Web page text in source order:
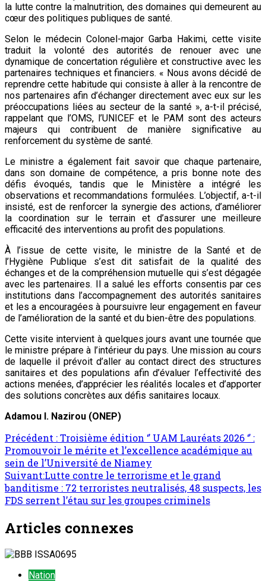
la lutte contre la malnutrition, des domaines qui demeurent au
cœur des politiques publiques de santé.
Selon le médecin Colonel-major Garba Hakimi, cette visite
traduit la volonté des autorités de renouer avec une
dynamique de concertation régulière et constructive avec les
partenaires techniques et financiers. « Nous avons décidé de
reprendre cette habitude qui consiste à aller à la rencontre de
nos partenaires afin d’échanger directement avec eux sur les
préoccupations liées au secteur de la santé », a-t-il précisé,
rappelant que l’OMS, l’UNICEF et le PAM sont des acteurs
majeurs qui contribuent de manière significative au
renforcement du système de santé.
Le ministre a également fait savoir que chaque partenaire,
dans son domaine de compétence, a pris bonne note des
défis évoqués, tandis que le Ministère a intégré les
observations et recommandations formulées. L’objectif, a-t-il
insisté, est de renforcer la synergie des actions, d’améliorer
la coordination sur le terrain et d’assurer une meilleure
efficacité des interventions au profit des populations.
À l’issue de cette visite, le ministre de la Santé et de
l’Hygiène Publique s’est dit satisfait de la qualité des
échanges et de la compréhension mutuelle qui s’est dégagée
avec les partenaires. Il a salué les efforts consentis par ces
institutions dans l’accompagnement des autorités sanitaires
et les a encouragées à poursuivre leur engagement en faveur
de l’amélioration de la santé et du bien-être des populations.
Cette visite intervient à quelques jours avant une tournée que
le ministre prépare à l’intérieur du pays. Une mission au cours
de laquelle il prévoit d’aller au contact direct des structures
sanitaires et des populations afin d’évaluer l’effectivité des
actions menées, d’apprécier les réalités locales et d’apporter
des solutions concrètes aux défis sanitaires locaux.
Adamou I. Nazirou (ONEP)
Précédent :Troisième édition ‘’ UAM Lauréats 2026 ‘’ :
Promouvoir le mérite et l’excellence académique au
sein de l’Université de Niamey
Suivant:Lutte contre le terrorisme et le grand
banditisme : 72 terroristes neutralisés, 48 suspects, les
FDS serrent l’étau sur les groupes criminels
Articles connexes
Nation